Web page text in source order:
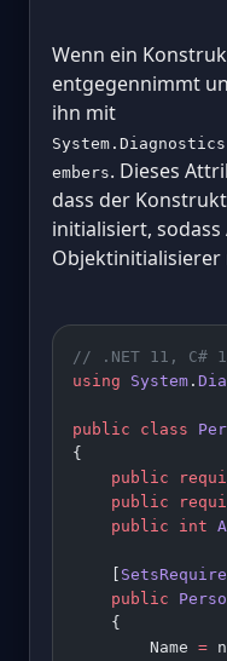
Wenn ein
entgegennimmt
ihn mit
embers. Dieses
dass der
initialisiert,
Objektinitialisierer
// .NET 11, C#
using System .
public class
{
    public
    public
    public
int
    public
    {
        Name
=